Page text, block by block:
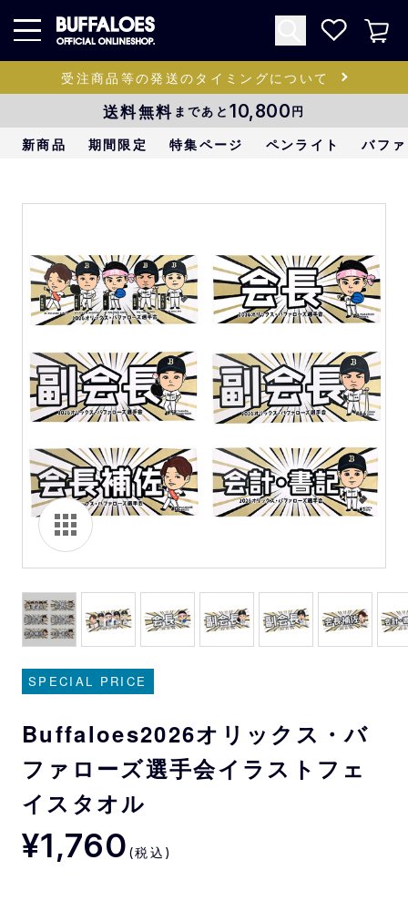
受注商品等の発送のタイミングについて
送料無料 まであと 10,800円
新商品 期間限定 特集ページ ペンライト バフ
SPECIAL PRICE
Buffaloes2026オリックス・バ
ファローズ選手会イラストフェ
イスタオル
¥1,760 (税込)